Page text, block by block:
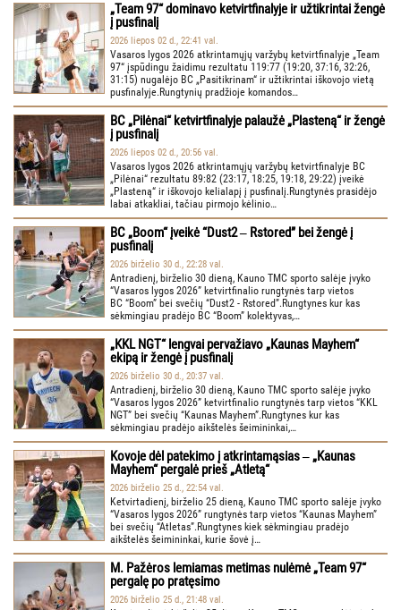
„Team 97“ dominavo ketvirtfinalyje ir užtikrintai žengė
į pusfinalį
2026 liepos 02 d., 22:41 val.
Vasaros lygos 2026 atkrintamųjų varžybų ketvirtfinalyje „Team
97“ įspūdingu žaidimu rezultatu 119:77 (19:20, 37:16, 32:26,
31:15) nugalėjo BC „Pasitikrinam“ ir užtikrintai iškovojo vietą
pusfinalyje.Rungtynių pradžioje komandos…
BC „Pilėnai“ ketvirtfinalyje palaužė „Plasteną“ ir žengė
į pusfinalį
2026 liepos 02 d., 20:56 val.
Vasaros lygos 2026 atkrintamųjų varžybų ketvirtfinalyje BC
„Pilėnai“ rezultatu 89:82 (23:17, 18:25, 19:18, 29:22) įveikė
„Plasteną“ ir iškovojo kelialapį į pusfinalį.Rungtynės prasidėjo
labai atkakliai, tačiau pirmojo kėlinio…
BC „Boom“ įveikė “Dust2 ‒ Rstored” bei žengė į
pusfinalį
2026 birželio 30 d., 22:28 val.
Antradienį, birželio 30 dieną, Kauno TMC sporto salėje įvyko
“Vasaros lygos 2026” ketvirtfinalio rungtynės tarp vietos
BC “Boom” bei svečių “Dust2 - Rstored”.Rungtynes kur kas
sėkmingiau pradėjo BC “Boom” kolektyvas,…
„KKL NGT“ lengvai pervažiavo „Kaunas Mayhem“
ekipą ir žengė į pusfinalį
2026 birželio 30 d., 20:37 val.
Antradienį, birželio 30 dieną, Kauno TMC sporto salėje įvyko
“Vasaros lygos 2026” ketvirtfinalio rungtynės tarp vietos “KKL
NGT” bei svečių “Kaunas Mayhem”.Rungtynes kur kas
sėkmingiau pradėjo aikštelės šeimininkai,…
Kovoje dėl patekimo į atkrintamąsias ‒ „Kaunas
Mayhem“ pergalė prieš „Atletą“
2026 birželio 25 d., 22:54 val.
Ketvirtadienį, birželio 25 dieną, Kauno TMC sporto salėje įvyko
“Vasaros lygos 2026” rungtynės tarp vietos “Kaunas Mayhem”
bei svečių “Atletas”.Rungtynes kiek sėkmingiau pradėjo
aikštelės šeimininkai, kurie šovė į…
M. Pažėros lemiamas metimas nulėmė „Team 97“
pergalę po pratęsimo
2026 birželio 25 d., 21:48 val.